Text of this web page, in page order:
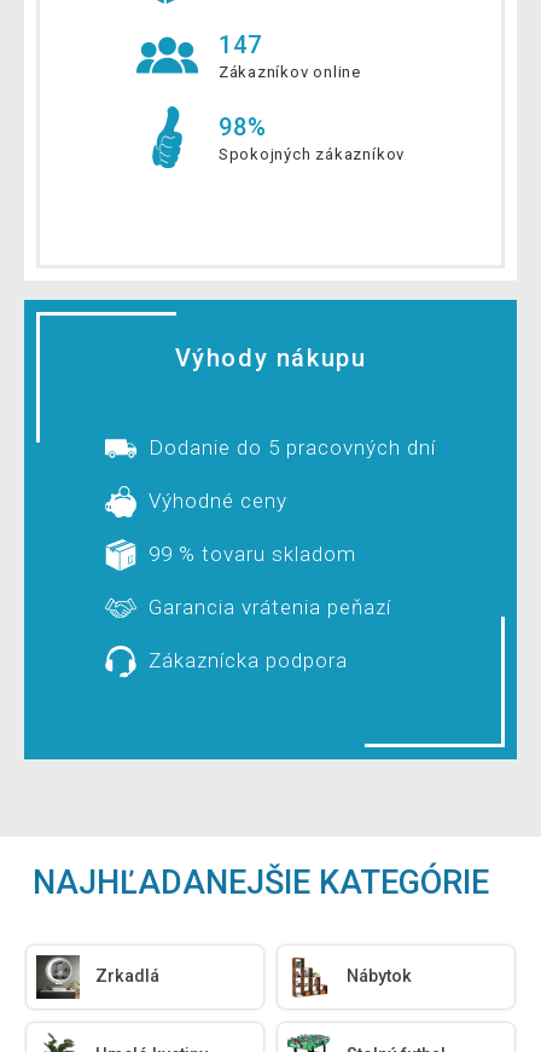
147
Zákazníkov online
98%
Spokojných zákazníkov
Výhody nákupu
Dodanie do 5 pracovných dní
Výhodné ceny
99 % tovaru skladom
Garancia vrátenia peňazí
Zákaznícka podpora
NAJHĽADANEJŠIE KATEGÓRIE
Zrkadlá Nábytok